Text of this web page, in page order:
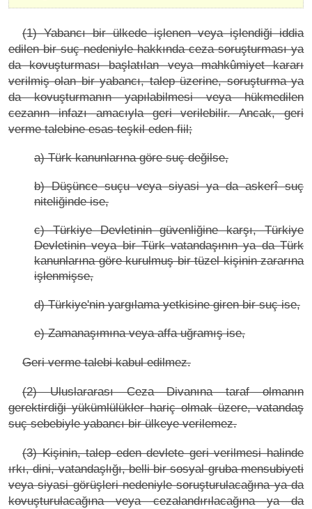
(1) Yabancı bir ülkede işlenen veya işlendiği iddia
edilen bir suç nedeniyle hakkında ceza soruşturması ya
da kovuşturması başlatılan veya mahkûmiyet kararı
verilmiş olan bir yabancı, talep üzerine, soruşturma ya
da kovuşturmanın yapılabilmesi veya hükmedilen
cezanın infazı amacıyla geri verilebilir. Ancak, geri
verme talebine esas teşkil eden fiil;
a) Türk kanunlarına göre suç değilse,
b) Düşünce suçu veya siyasi ya da askerî suç
niteliğinde ise,
c) Türkiye Devletinin güvenliğine karşı, Türkiye
Devletinin veya bir Türk vatandaşının ya da Türk
kanunlarına göre kurulmuş bir tüzel kişinin zararına
işlenmişse,
d) Türkiye'nin yargılama yetkisine giren bir suç ise,
e) Zamanaşımına veya affa uğramış ise,
Geri verme talebi kabul edilmez.
(2) Uluslararası Ceza Divanına taraf olmanın
gerektirdiği yükümlülükler hariç olmak üzere, vatandaş
suç sebebiyle yabancı bir ülkeye verilemez.
(3) Kişinin, talep eden devlete geri verilmesi halinde
ırkı, dini, vatandaşlığı, belli bir sosyal gruba mensubiyeti
veya siyasi görüşleri nedeniyle soruşturulacağına ya da
kovuşturulacağına veya cezalandırılacağına ya da